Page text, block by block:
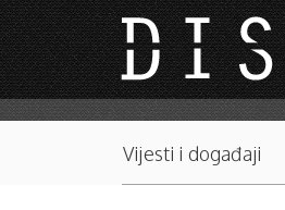
Skip to main content
Main menu
Vijesti i događaji